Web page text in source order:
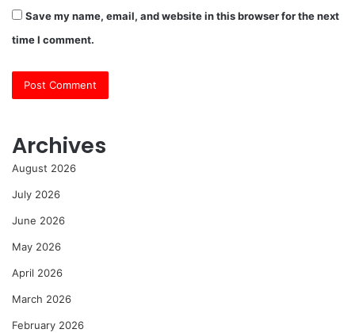
Save my name, email, and website in this browser for the next
time I comment.
Archives
August 2026
July 2026
June 2026
May 2026
April 2026
March 2026
February 2026